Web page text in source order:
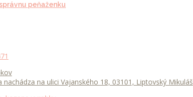
peňaženku
nachádza na ulici Vajanského 18, 03101, Liptovský Mikuláš